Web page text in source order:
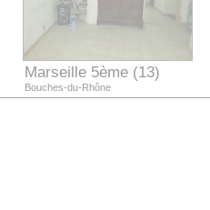
Marseille 5ème (13)
Bouches-du-Rhône